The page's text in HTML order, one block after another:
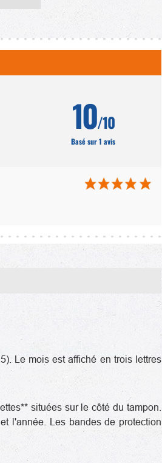
de
10/10
Basé sur 1 avis
Le mois est affiché en trois lettres
situées sur le côté du tampon.
l'année. Les bandes de protection